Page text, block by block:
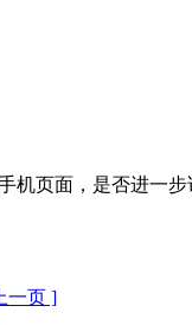
机页面，是否进一步
一页 ]